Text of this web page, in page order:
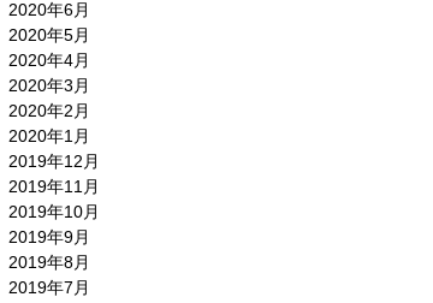
2020年6月
2020年5月
2020年4月
2020年3月
2020年2月
2020年1月
2019年12月
2019年11月
2019年10月
2019年9月
2019年8月
2019年7月